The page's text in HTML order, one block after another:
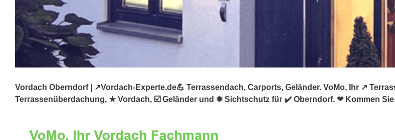
Vordach Oberndorf | ↗️Vordach-Experte.de💪 Terrassendach, Carports, Geländer. VoMo, Ihr ↗️
Terrassenüberdachung, ★ Vordach, ☑️ Geländer und ✹ Sichtschutz für ✔️ Oberndorf. ❤ Kommen